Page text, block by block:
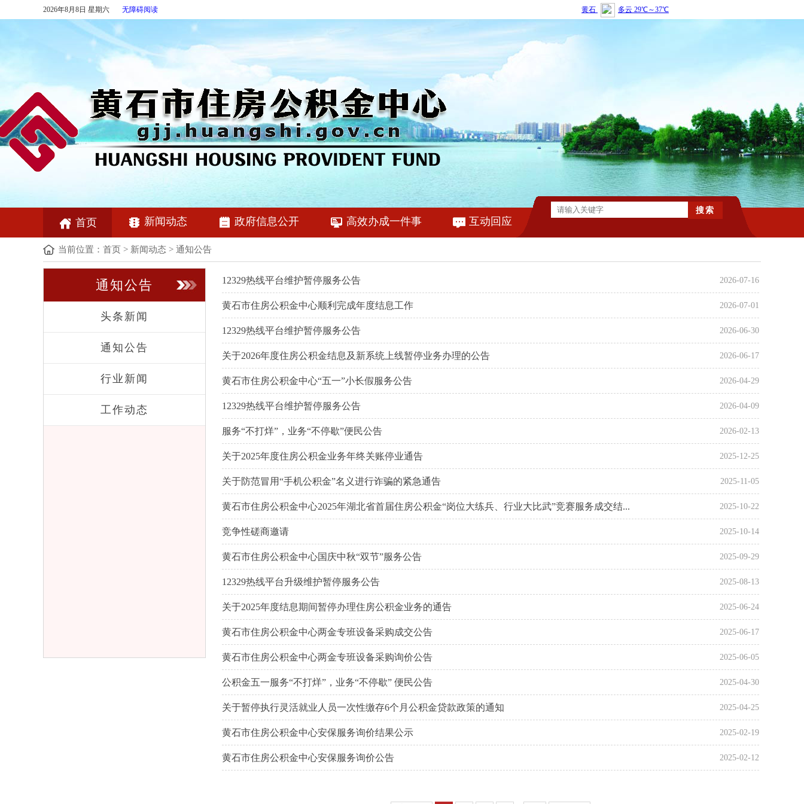
2026年8月8日 星期六 无障碍阅读
首页 新闻动态 政府信息公开 高效办成一件事 互动回应
当前位置： 首页 > 新闻动态 > 通知公告
通知公告
头条新闻
通知公告
行业新闻
工作动态
2026-07-16
12329热线平台维护暂停服务公告
2026-07-01
黄石市住房公积金中心顺利完成年度结息工作
2026-06-30
12329热线平台维护暂停服务公告
2026-06-17
关于2026年度住房公积金结息及新系统上线暂停业务办理的公告
2026-04-29
黄石市住房公积金中心“五一”小长假服务公告
2026-04-09
12329热线平台维护暂停服务公告
2026-02-13
服务“不打烊”，业务“不停歇”便民公告
2025-12-25
关于2025年度住房公积金业务年终关账停业通告
2025-11-05
关于防范冒用“手机公积金”名义进行诈骗的紧急通告
2025-10-22
黄石市住房公积金中心2025年湖北省首届住房公积金“岗位大练兵、行业大比武”竞赛服务成交结...
2025-10-14
竞争性磋商邀请
2025-09-29
黄石市住房公积金中心国庆中秋“双节”服务公告
2025-08-13
12329热线平台升级维护暂停服务公告
2025-06-24
关于2025年度结息期间暂停办理住房公积金业务的通告
2025-06-17
黄石市住房公积金中心两金专班设备采购成交公告
2025-06-05
黄石市住房公积金中心两金专班设备采购询价公告
2025-04-30
公积金五一服务“不打烊”，业务“不停歇” 便民公告
2025-04-25
关于暂停执行灵活就业人员一次性缴存6个月公积金贷款政策的通知
2025-02-19
黄石市住房公积金中心安保服务询价结果公示
2025-02-12
黄石市住房公积金中心安保服务询价公告